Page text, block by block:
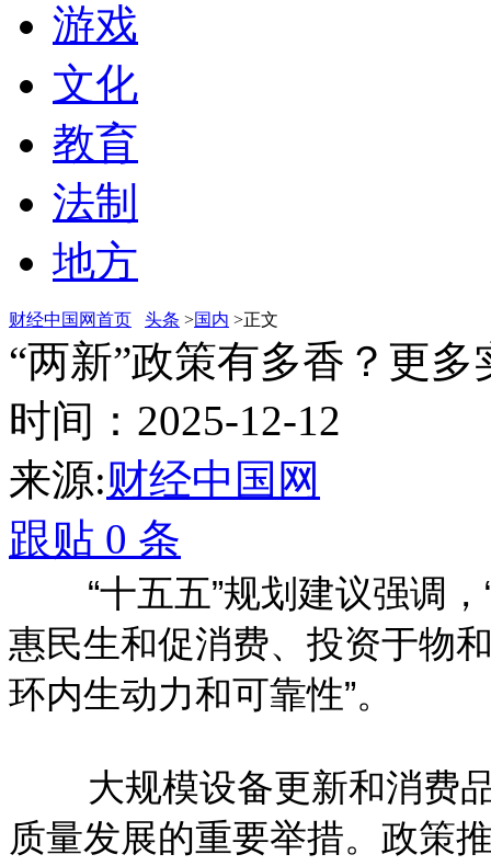
游戏
文化
教育
法制
地方
财经中国网首页 头条 >国内 >正文
“两新”政策有多香？更多
时间：2025-12-12
来源:财经中国网
跟贴 0 条
“十五五”规划建议强调，
惠民生和促消费、投资于物
环内生动力和可靠性”。
大规模设备更新和消费
质量发展的重要举措。政策